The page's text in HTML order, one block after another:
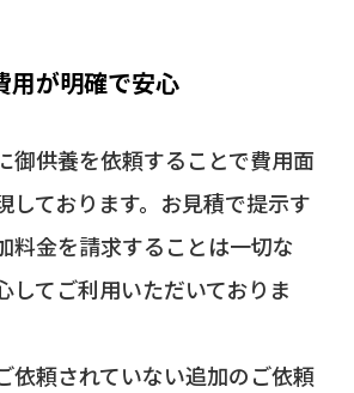
用が明確で安心
御供養を依頼することで費用面
しております。お見積で提示す
料金を請求することは一切な
してご利用いただいておりま
依頼されていない追加のご依頼